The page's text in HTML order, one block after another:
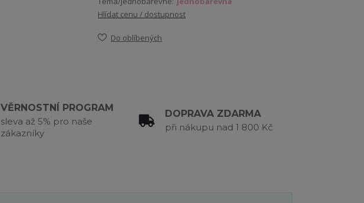
Hlídat cenu / dostupnost
Do oblíbených
VĚRNOSTNÍ PROGRAM
sleva až 5% pro naše
zákazníky
DOPRAVA ZDARMA
při nákupu nad 1 800 Kč